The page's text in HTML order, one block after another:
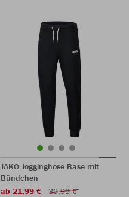
JAKO Jogginghose Base mit
Bündchen
ab 21,99 €
39,99 €